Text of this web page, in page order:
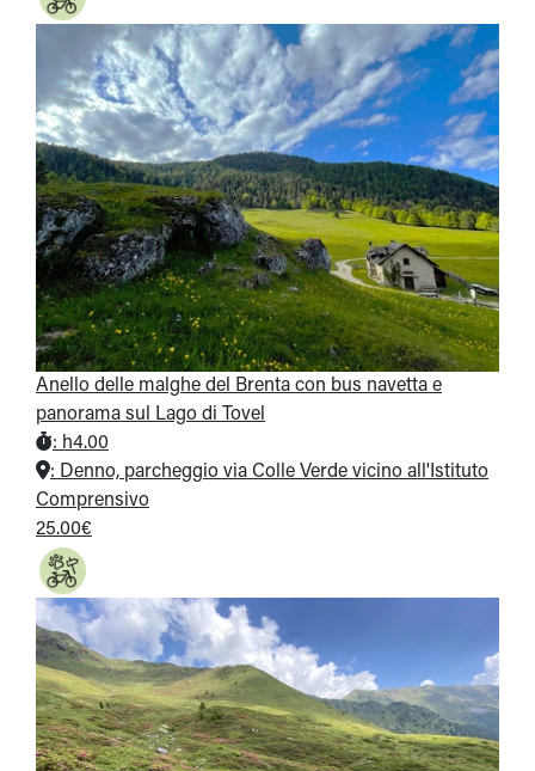
Anello delle malghe del Brenta con bus navetta e
panorama sul Lago di Tovel
: h4.00
: Denno, parcheggio via Colle Verde vicino all'Istituto
Comprensivo
25.00€